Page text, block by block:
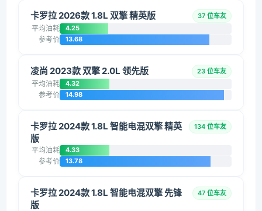
卡罗拉 2026款 1.8L 双擎 精英版 37 位车友
平均油耗 4.25
参考价 13.68
凌尚 2023款 双擎 2.0L 领先版 23 位车友
平均油耗 4.32
参考价 14.98
卡罗拉 2024款 1.8L 智能电混双擎 精英
版
134 位车友
平均油耗 4.33
参考价 13.78
卡罗拉 2024款 1.8L 智能电混双擎 先锋
版
47 位车友